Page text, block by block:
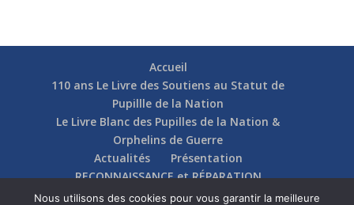
Accueil
110 ans Le Livre des Soutiens au Statut de
Pupillle de la Nation
Le Livre Blanc des Pupilles de la Nation &
Orphelins de Guerre
Actualités
Présentation
RECONNAISSANCE et RÉPARATION
Nos soutiens
Fédérations Actions
Nous utilisons des cookies pour vous garantir la meilleure